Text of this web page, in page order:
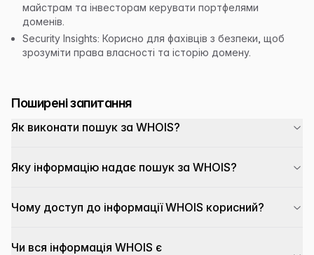
майстрам та інвесторам керувати портфелями
доменів.
Security Insights: Корисно для фахівців з безпеки, щоб
зрозуміти права власності та історію домену.
Поширені запитання
Як виконати пошук за WHOIS?
Яку інформацію надає пошук за WHOIS?
Чому доступ до інформації WHOIS корисний?
Чи вся інформація WHOIS є